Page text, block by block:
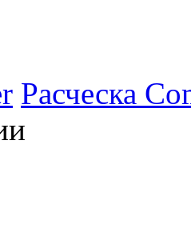
Расческа